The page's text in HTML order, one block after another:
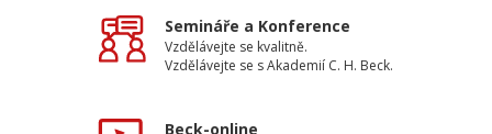
Semináře a Konference
Vzdělávejte se kvalitně.
Vzdělávejte se s Akademií C. H. Beck.
Beck-online